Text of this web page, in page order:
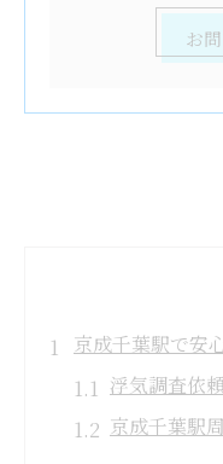
お
京成千葉駅で安
浮気調査依
京成千葉駅